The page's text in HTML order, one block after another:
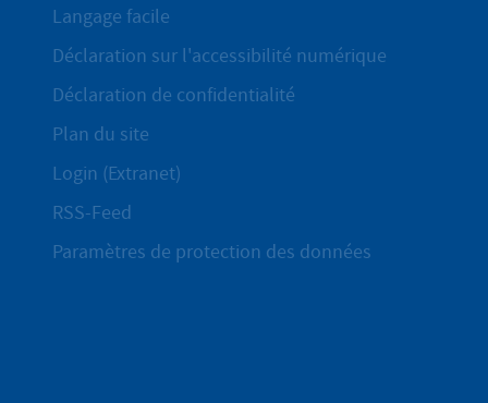
Langage facile
Déclaration sur l'accessibilité numérique
Déclaration de confidentialité
Plan du site
Login (Extranet)
RSS-Feed
Paramètres de protection des données